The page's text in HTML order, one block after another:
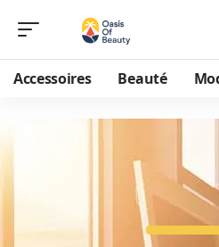
Accessoires Beauté